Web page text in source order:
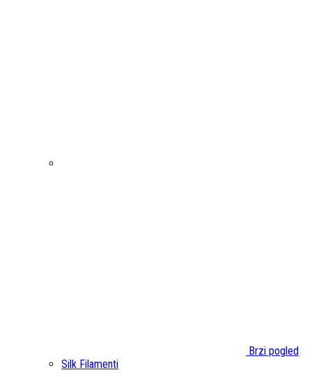
Brzi pogled
Silk Filamenti